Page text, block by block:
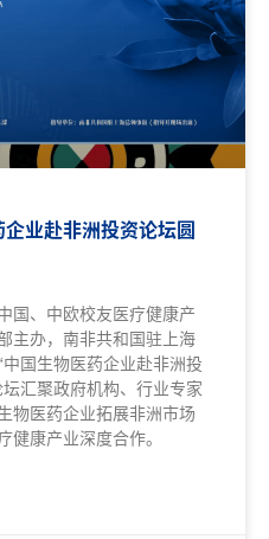
业赴非洲投资论坛圆
国、中欧校友医疗健康产
主办，南非共和国驻上海
国生物医药企业赴非洲投
汇聚政府机构、行业专家
物医药企业拓展非洲市场
健康产业深度合作。